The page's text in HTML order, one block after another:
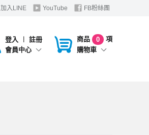
加入LINE YouTube FB粉絲團
登入 ︱
註冊
會員中心
商品 0
項
購物車